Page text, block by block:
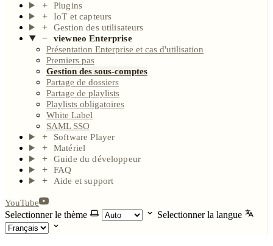
Plugins
IoT et capteurs
Gestion des utilisateurs
viewneo Enterprise
Présentation Enterprise et cas d'utilisation
Premiers pas
Gestion des sous-comptes
Partage de dossiers
Partage de playlists
Playlists obligatoires
White Label
SAML SSO
Software Player
Matériel
Guide du développeur
FAQ
Aide et support
YouTube
Selectionner le thème Selectionner la langue